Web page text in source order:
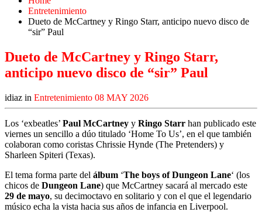
Entretenimiento
Dueto de McCartney y Ringo Starr, anticipo nuevo disco de
“sir” Paul
Dueto de McCartney y Ringo Starr,
anticipo nuevo disco de “sir” Paul
idiaz in Entretenimiento 08 MAY 2026
Los ‘exbeatles’ Paul McCartney y Ringo Starr han publicado este
viernes un sencillo a dúo titulado ‘Home To Us’, en el que también
colaboran como coristas Chrissie Hynde (The Pretenders) y
Sharleen Spiteri (Texas).
El tema forma parte del álbum ‘The boys of Dungeon Lane‘ (los
chicos de Dungeon Lane) que McCartney sacará al mercado este
29 de mayo, su decimoctavo en solitario y con el que el legendario
músico echa la vista hacia sus años de infancia en Liverpool.